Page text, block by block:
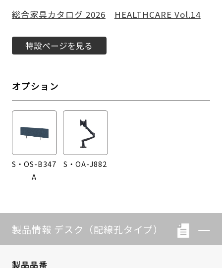
総合家具カタログ 2026 HEALTHCARE Vol.14
特設ページを見る
オプション
S・OS-B347
A
S・OA-J882
製品情報 デスク（配線孔タイプ）
製品品番